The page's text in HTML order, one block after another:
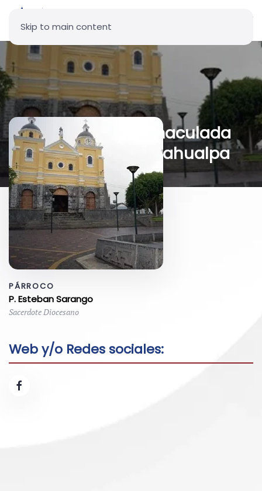
Skip to main content
Parroquia La Inmaculada
Concepción - Atahualpa
PÁRROCO
P. Esteban Sarango
Sacerdote Diocesano
Web y/o Redes sociales: